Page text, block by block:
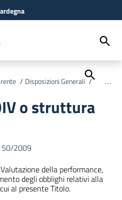
/ Disposizioni Generali /
o struttura
2009
della performance,
degli obblighi relativi alla
al presente Titolo.